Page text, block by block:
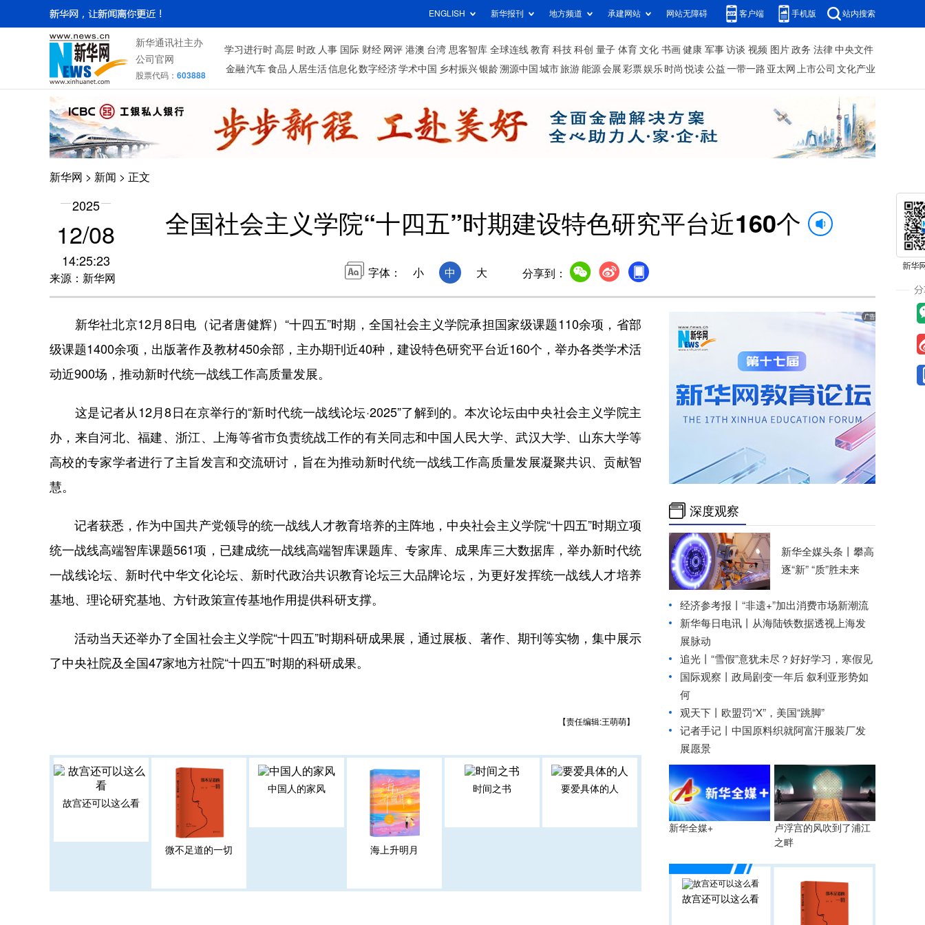
ENGLISH 新华报刊 地方频道 承建网站 网站无障碍 客户端 手机版 站内搜索
新华通讯社主办
公司官网
股票代码： 603888
学习进行时 高层 时政 人事 国际 财经 网评 港澳 台湾 思客智库 全球连线 教育 科技 科创 量子 体育 文化 书画 健康 军事 访谈 视频 图片 政务 法律 中央文件
金融 汽车 食品 人居生活信息化数字经济学术中国 乡村振兴银龄溯源中国 城市旅游 能源 会展 彩票娱乐 时尚 悦读 公益 一带一路 亚太网 上市公司 文化产业
新华网 > 新闻 > 正文
2025
12/08
14:25:23
来源：新华网
全国社会主义学院“十四五”时期建设特色研究平台近160个
字体： 小 中 大 分享到：
新华社北京12月8日电（记者唐健辉）“十四五”时期，全国社会主义学院承担国家级课题110余项，省部
级课题1400余项，出版著作及教材450余部，主办期刊近40种，建设特色研究平台近160个，举办各类学术活
动近900场，推动新时代统一战线工作高质量发展。
这是记者从12月8日在京举行的“新时代统一战线论坛·2025”了解到的。本次论坛由中央社会主义学院主
办，来自河北、福建、浙江、上海等省市负责统战工作的有关同志和中国人民大学、武汉大学、山东大学等
高校的专家学者进行了主旨发言和交流研讨，旨在为推动新时代统一战线工作高质量发展凝聚共识、贡献智
慧。
记者获悉，作为中国共产党领导的统一战线人才教育培养的主阵地，中央社会主义学院“十四五”时期立项
统一战线高端智库课题561项，已建成统一战线高端智库课题库、专家库、成果库三大数据库，举办新时代统
一战线论坛、新时代中华文化论坛、新时代政治共识教育论坛三大品牌论坛，为更好发挥统一战线人才培养
基地、理论研究基地、方针政策宣传基地作用提供科研支撑。
活动当天还举办了全国社会主义学院“十四五”时期科研成果展，通过展板、著作、期刊等实物，集中展示
了中央社院及全国47家地方社院“十四五”时期的科研成果。
【责任编辑:王萌萌】
故宫还可以这么看
微不足道的一切
中国人的家风
海上升明月
时间之书 要爱具体的人
深度观察
新华全媒头条丨 攀高
逐“新” “质”胜未来
经济参考报丨 “非遗+”加出消费市场新潮流
新华每日电讯丨
从海陆铁数据透视上海发
展脉动
追光丨 “雪假”意犹未尽？好好学习，寒假见
国际观察丨 政局剧变一年后 叙利亚形势如
何
观天下丨欧盟罚“X”，美国“跳脚”
记者手记丨中国原料织就阿富汗服装厂发
展愿景
新华全媒+
卢浮宫的风吹到了浦江
之畔
故宫还可以这么看